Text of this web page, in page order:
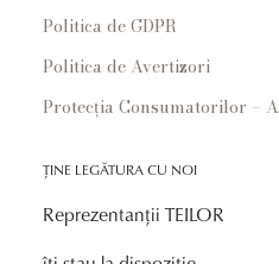
Politica de GDPR
Politica de Avertizori
Protecția Consumatorilor –
ȚINE LEGĂTURA CU NOI
Reprezentanții TEILOR